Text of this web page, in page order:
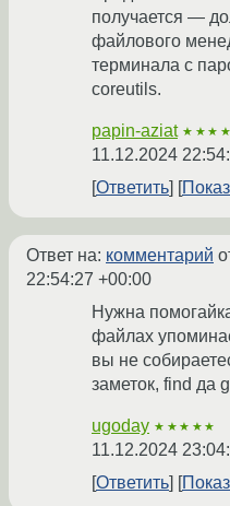
получается —
файлового
терминала с
coreutils.
papin-aziat
11.12.2024
Ответить
Ответ на: комментарий
22:54:27 +00:00
Нужна
файлах
вы не
заметок, find да
ugoday ★★★★★
11.12.2024
Ответить